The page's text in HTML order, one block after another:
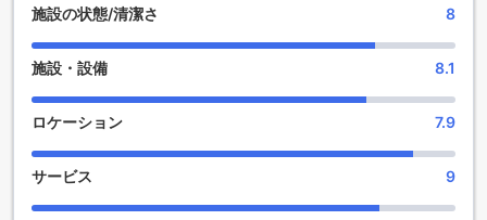
快適さを追求した便利な施設：喫煙エリア完備
ザ グリーン シーズン リゾート チェンライでは、ゲストの快
適さを第一に考え、指定喫煙エリアを設置しています。屋外
に設けられたこのエリアは、喫煙者の方々が安心して喫煙で
きる場所として便利です。清潔で整然とした空間は、リラッ
す。
便利な駐車場と無料駐車サービス
施設の状態/清潔さ 8
施設・設備 8.1
ロケーション 7.9
サービス 9